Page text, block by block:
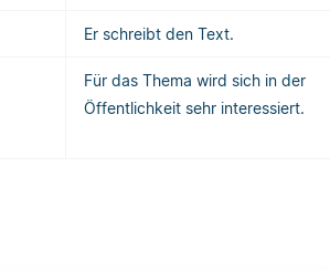
Er schreibt den Text.
Für das Thema wird sich in der
Öffentlichkeit sehr interessiert.